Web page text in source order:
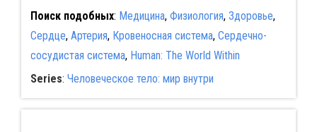
Поиск подобных: Медицина, Физиология, Здоровье,
Сердце, Артерия, Кровеносная система, Сердечно-
сосудистая система, Human: The World Within
Series: Человеческое тело: мир внутри